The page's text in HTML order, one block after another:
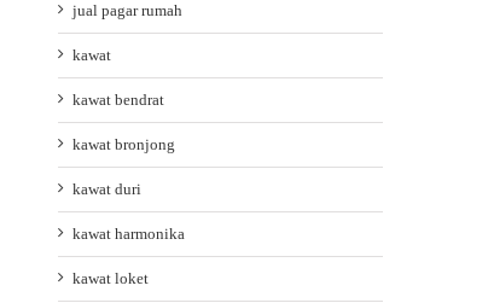
jual pagar rumah
kawat
kawat bendrat
kawat bronjong
kawat duri
kawat harmonika
kawat loket